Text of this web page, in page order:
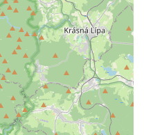
záložny
věže v
u